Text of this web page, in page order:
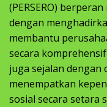
(PERSERO)
dengan
membantu
secara
juga sejalan dengan
menempatkan
sosial secara setara